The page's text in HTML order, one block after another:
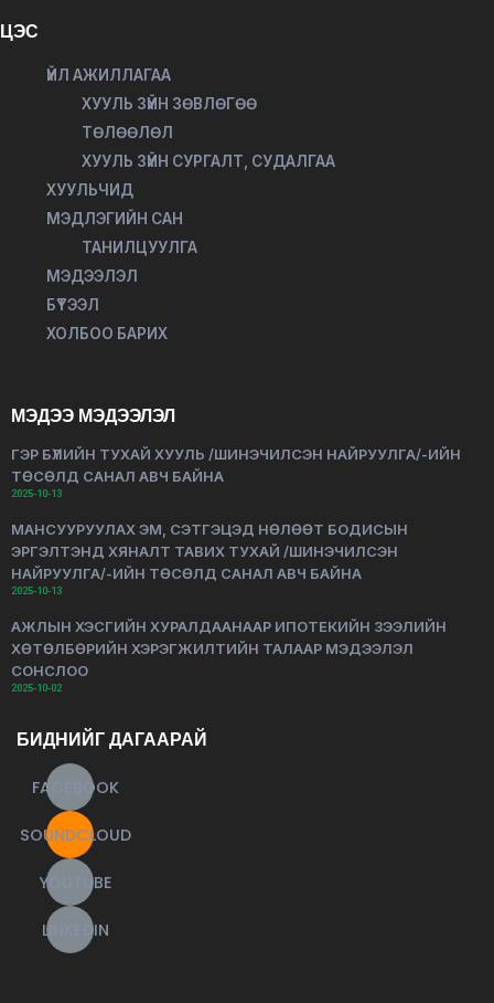
ЦЭС
ҮЙЛ АЖИЛЛАГАА
ХУУЛЬ ЗҮЙН ЗӨВЛӨГӨӨ
ТӨЛӨӨЛӨЛ
ХУУЛЬ ЗҮЙН СУРГАЛТ, СУДАЛГАА
ХУУЛЬЧИД
МЭДЛЭГИЙН САН
ТАНИЛЦУУЛГА
МЭДЭЭЛЭЛ
БҮТЭЭЛ
ХОЛБОО БАРИХ
МЭДЭЭ МЭДЭЭЛЭЛ
ГЭР БҮЛИЙН ТУХАЙ ХУУЛЬ /ШИНЭЧИЛСЭН НАЙРУУЛГА/-ИЙН
ТӨСӨЛД САНАЛ АВЧ БАЙНА
2025-10-13
МАНСУУРУУЛАХ ЭМ, СЭТГЭЦЭД НӨЛӨӨТ БОДИСЫН
ЭРГЭЛТЭНД ХЯНАЛТ ТАВИХ ТУХАЙ /ШИНЭЧИЛСЭН
НАЙРУУЛГА/-ИЙН ТӨСӨЛД САНАЛ АВЧ БАЙНА
2025-10-13
АЖЛЫН ХЭСГИЙН ХУРАЛДААНААР ИПОТЕКИЙН ЗЭЭЛИЙН
ХӨТӨЛБӨРИЙН ХЭРЭГЖИЛТИЙН ТАЛААР МЭДЭЭЛЭЛ
СОНСЛОО
2025-10-02
БИДНИЙГ ДАГААРАЙ
FACEBOOK
SOUNDCLOUD
YOUTUBE
LINKEDIN